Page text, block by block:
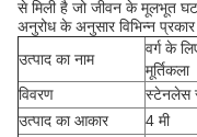
से मिली है जो जीवन के मूलभूत
अनुरोध के अनुसार विभिन्न
उत्पाद का नाम
वर्ग के
मूर्तिकला
विवरण
स्टेनलेस
उत्पाद का आकार
4 मी